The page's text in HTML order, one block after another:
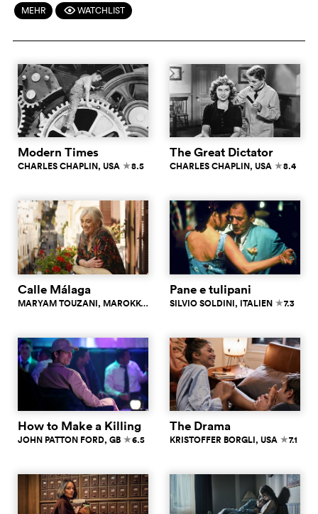
MEHR FWATCHLIST
Modern Times
CHARLES CHAPLIN, USA c8.5
The Great Dictator
CHARLES CHAPLIN, USA c8.4
Calle Málaga
MARYAM TOUZANI, MAROKKO
Pane e tulipani
SILVIO SOLDINI, ITALIEN c7.3
How to Make a Killing
JOHN PATTON FORD, GB c6.5
The Drama
KRISTOFFER BORGLI, USA c7.1